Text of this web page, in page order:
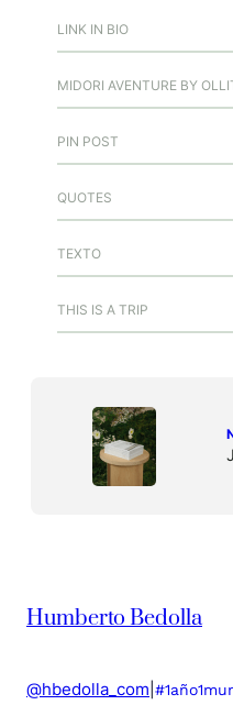
LINK IN BIO
MIDORI AVENTURE BY
PIN POST
QUOTES
TEXTO
THIS IS A TRIP
Humberto Bedolla
@hbedolla_com